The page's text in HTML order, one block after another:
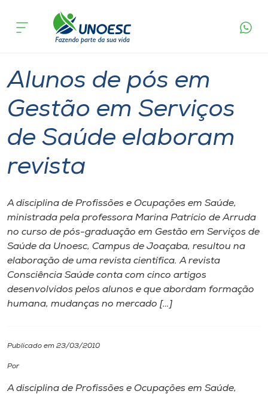
Cursos
Pesquisa
Atendimento ao Estudante
Portal de Ensino
A
Internacionalização
I.nova
Cultura
acontece
Alunos de pós em
Gestão em Serviços
de Saúde elaboram
revista
A disciplina de Profissões e Ocupações em Saúde,
ministrada pela professora Marina Patrício de Arruda
no curso de pós-graduação em Gestão em Serviços de
Saúde da Unoesc, Campus de Joaçaba, resultou na
elaboração de uma revista científica. A revista
Consciência Saúde conta com cinco artigos
desenvolvidos pelos alunos e que abordam formação
humana, mudanças no mercado […]
Publicado em 23/03/2010
Por
A disciplina de Profissões e Ocupações em Saúde,